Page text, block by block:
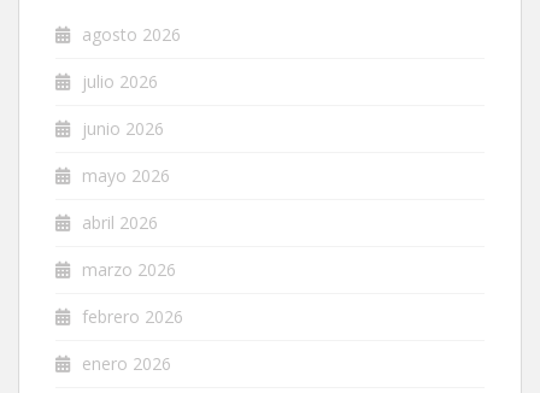
agosto 2026
julio 2026
junio 2026
mayo 2026
abril 2026
marzo 2026
febrero 2026
enero 2026